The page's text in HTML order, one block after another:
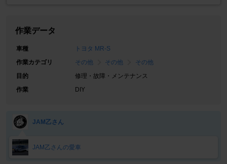
作業データ
車種
トヨタ MR-S
作業カテゴリ
その他 その他
その他
目的
修理・故障・メンテナンス
作業
DIY
JAM乙さん
JAM乙さんの愛車